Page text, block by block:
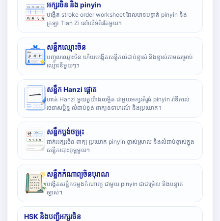
អក្សរចិន និង pinyin
បង្កើត stroke order worksheet ដែលមានបន្ទាត់ pinyin និង
ក្រឡា Tian Zi នៅលើទំព័រតែមួយ។
សន្លឹកឈ្មោះចិន
បញ្ចូលឈ្មោះចិន ហើយបង្កើតសន្លឹកលំដាប់ខ្ទាស់ និងខ្ទាស់តាមសម្រាប់
ឈ្មោះនីមួយៗ។
សន្លឹក Hanzi ផ្តោត
ហាត់ Hanzi មួយតួយ៉ាងលម្អិត ជាមួយអក្សរគំរូធំ pinyin រ៉ាឌីកាល់
រចនាសម្ព័ន្ធ លំដាប់ខ្ទង់ ពាក្យឧទាហរណ៍ និងប្រយោគ។
សន្លឹកប្លង់ចម្រុះ
ដាក់អក្សរចិន ពាក្យ ប្រយោគ pinyin ខ្ទាស់ស្រាល និងលំដាប់ខ្ទាស់ក្នុង
សន្លឹកបោះពុម្ពមួយ។
សន្លឹកកំណាព្យចិនបុរាណ
បង្កើតសន្លឹកចម្លងកំណាព្យ ជាមួយ pinyin ជាជម្រើស និងបន្ទាត់
ច្បាស់។
HSK និងបញ្ជីអក្សរចិន